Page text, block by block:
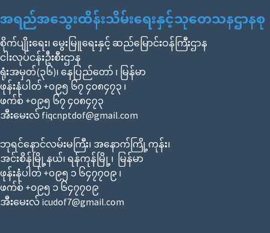
အရည်အသွေးထိန်းသိမ်းရေးနှင့်သုတေသနဌာနစု
စိုက်ပျိုးရေး၊ မွေးမြူရေးနှင့် ဆည်မြောင်းဝန်ကြီးဌာန
ငါးလုပ်ငန်းဦးစီးဌာန
ရုံးအမှတ်(၃၆)၊ နေပြည်တော် ၊ မြန်မာ
ဖုန်းနံပါတ် +၀၉၅ ၆၇ ၄၀၈၄၇၃ ၊
ဖက်စ် +၀၉၅ ၆၇ ၄၀၈၄၇၃
အီးမေးလ် fiqcnptdof@gmail.com
ဘုရင်နောင်လမ်းမကြီး၊ အနောက်ကြို့ကုန်း၊
အင်းစိန်မြို့နယ်၊ ရန်ကုန်မြို့၊ မြန်မာ
ဖုန်းနံပါတ် +၀၉၅ ၁ ၆၄၇၇၀၉ ၊
ဖက်စ် +၀၉၅ ၁ ၆၄၇၇၀၉
အီးမေးလ် icudof7@gmail.com